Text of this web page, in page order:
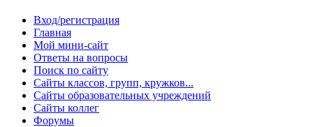
Вход/регистрация
Главная
Мой мини-сайт
Ответы на вопросы
Поиск по сайту
Сайты классов, групп, кружков...
Сайты образовательных учреждений
Сайты коллег
Форумы